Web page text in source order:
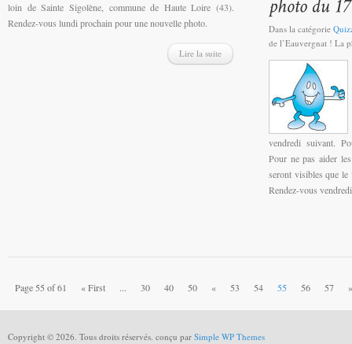
loin de Sainte Sigolène, commune de Haute Loire (43).
Rendez-vous lundi prochain pour une nouvelle photo.
Lire la suite
Dans la catégorie
de l’Eauvergnat ! La
vendredi suivant.
Pour ne pas aider
seront visibles que
Rendez-vous
Page 55 of 61 « First ... 30 40 50 « 53 54 55 56 57 »
Copyright © 2026. Tous droits réservés. conçu par Simple WP Themes